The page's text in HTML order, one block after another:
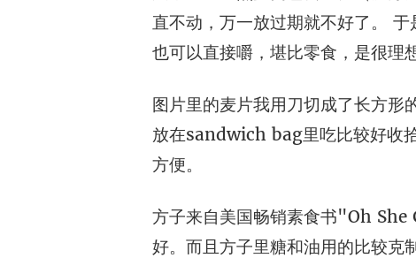
直不动，万一放过期就不好了。
也可以直接嚼，堪比零食，是很理
图片里的麦片我用刀切成了长方形
放在sandwich bag里吃比较好收
方便。
方子来自美国畅销素食书"Oh She
好。而且方子里糖和油用的比较克